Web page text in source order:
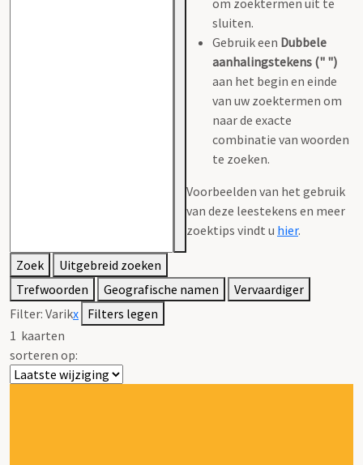
sluiten.
Gebruik een Dubbele
aanhalingstekens (" ")
aan het begin en einde
van uw zoektermen om
naar de exacte
combinatie van woorden
te zoeken.
Voorbeelden van het gebruik
van deze leestekens en meer
zoektips vindt u hier.
Zoek
Uitgebreid zoeken
Trefwoorden
Geografische namen
Vervaardiger
Filter: Varikx Filters legen
1 kaarten
sorteren op: